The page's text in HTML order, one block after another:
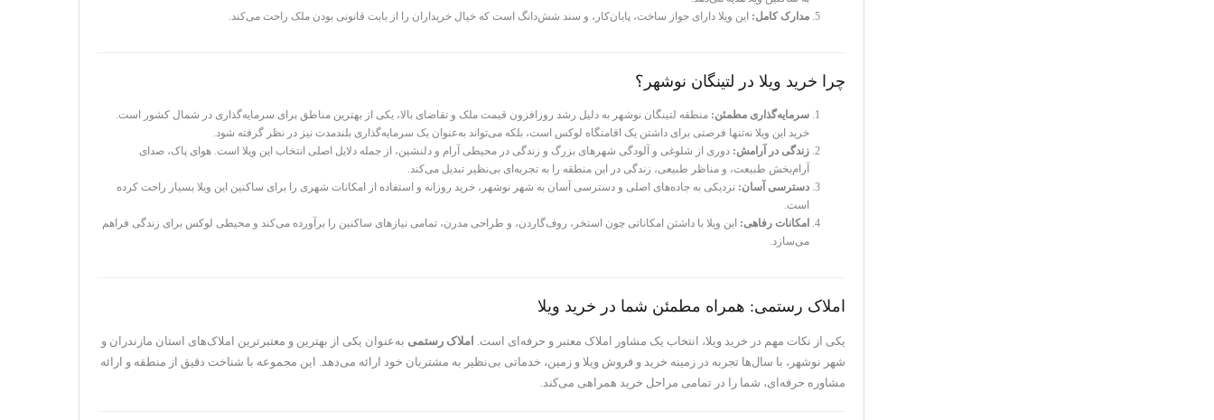
مدارک کامل: این ویلا دارای جواز ساخت، پایان‌کار، و سند شش‌دانگ است که خیال خریداران را از بابت قانونی بودن ملک راحت می‌کند.
چرا خرید ویلا در لتینگان نوشهر؟
سرمایه‌گذاری مطمئن: منطقه لتینگان نوشهر به دلیل رشد روزافزون قیمت ملک و تقاضای بالا، یکی از بهترین مناطق برای سرمایه‌گذاری در شمال کشور است.
خرید این ویلا نه‌تنها فرصتی برای داشتن یک اقامتگاه لوکس است، بلکه می‌تواند به‌عنوان یک سرمایه‌گذاری بلندمدت نیز در نظر گرفته شود.
زندگی در آرامش: دوری از شلوغی و آلودگی شهرهای بزرگ و زندگی در محیطی آرام و دلنشین، از جمله دلایل اصلی انتخاب این ویلا است. هوای پاک، صدای
آرام‌بخش طبیعت، و مناظر طبیعی، زندگی در این منطقه را به تجربه‌ای بی‌نظیر تبدیل می‌کند.
دسترسی آسان: نزدیکی به جاده‌های اصلی و دسترسی آسان به شهر نوشهر، خرید روزانه و استفاده از امکانات شهری را برای ساکنین این ویلا بسیار راحت کرده
است.
امکانات رفاهی: این ویلا با داشتن امکاناتی چون استخر، روف‌گاردن، و طراحی مدرن، تمامی نیازهای ساکنین را برآورده می‌کند و محیطی لوکس برای زندگی فراهم
می‌سازد.
املاک رستمی: همراه مطمئن شما در خرید ویلا
یکی از نکات مهم در خرید ویلا، انتخاب یک مشاور املاک معتبر و حرفه‌ای است. املاک رستمی به‌عنوان یکی از بهترین و معتبرترین املاک‌های استان مازندران و
شهر نوشهر، با سال‌ها تجربه در زمینه خرید و فروش ویلا و زمین، خدماتی بی‌نظیر به مشتریان خود ارائه می‌دهد. این مجموعه با شناخت دقیق از منطقه و ارائه
مشاوره حرفه‌ای، شما را در تمامی مراحل خرید همراهی می‌کند.